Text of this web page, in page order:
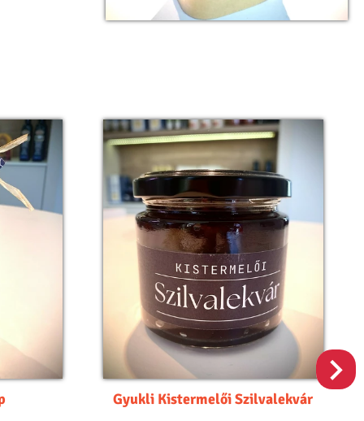
Gyukli Kistermelői Szilvalekvár